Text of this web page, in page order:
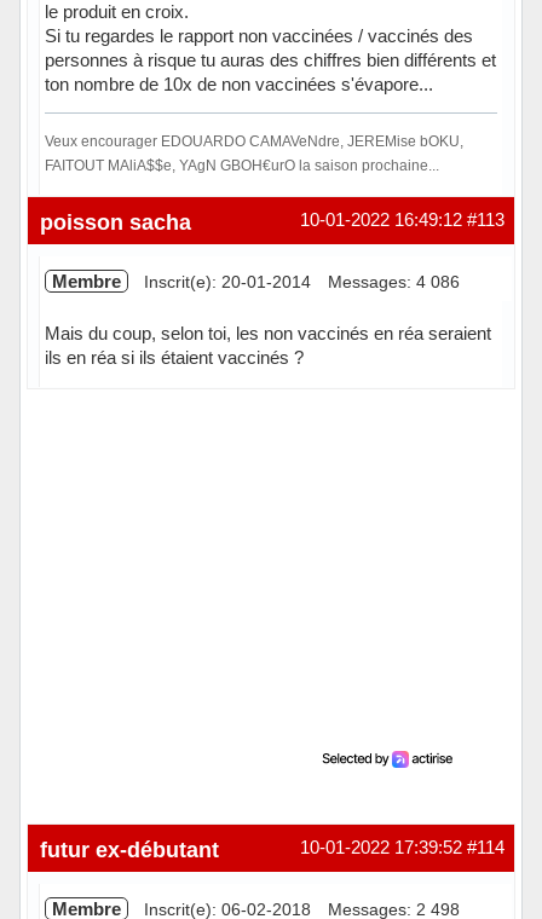
le produit en croix.
Si tu regardes le rapport non vaccinées / vaccinés des
personnes à risque tu auras des chiffres bien différents et
ton nombre de 10x de non vaccinées s'évapore...
Veux encourager EDOUARDO CAMAVeNdre, JEREMise bOKU,
FAITOUT MAliA$$e, YAgN GBOH€urO la saison prochaine...
Hors ligne #113
10-01-2022 16:49:12
poisson sacha
Membre Inscrit(e): 20-01-2014 Messages: 4 086
Mais du coup, selon toi, les non vaccinés en réa seraient
ils en réa si ils étaient vaccinés ?
#114
10-01-2022 17:39:52
futur ex-débutant
Membre Inscrit(e): 06-02-2018 Messages: 2 498